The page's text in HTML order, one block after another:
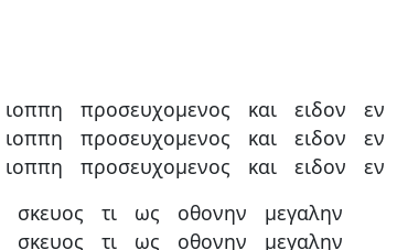
ιοππη
ιοππη
ιοππη
προσευχομενος
προσευχομενος
προσευχομενος
και
και
και
ειδον
ειδον
ειδον
εν
εν
εν
σκευος
σκευος
τι
τι
ως
ως
οθονην
οθονην
μεγαλην
μεγαλην